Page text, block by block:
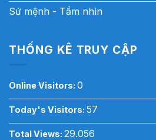
Sứ mệnh - Tầm nhìn
THỐNG KÊ TRUY CẬP
Online Visitors: 0
Today's Visitors: 57
Total Views: 29.056